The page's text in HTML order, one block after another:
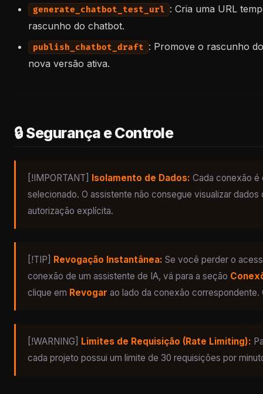
generate_chatbot_test_url : Cria uma URL
rascunho do chatbot.
publish_chatbot_draft : Promove o rascunho
nova versão ativa.
🔒 Segurança e Controle
[!IMPORTANT] Isolamento de Dados: Cada conexão é
selecionado. O assistente não consegue visualizar
autorização explícita.
[!TIP] Revogação Instantânea: Se você perder o
conexão de um assistente de IA, vá para a seção
clique em Revogar ao lado da conexão correspondente.
[!WARNING] Limites de Requisição (Rate Limiting):
cada projeto possui um limite de 30 requisições por